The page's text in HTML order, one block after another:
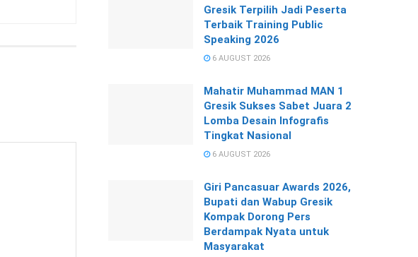
Gresik Terpilih Jadi Peserta
Terbaik Training Public
Speaking 2026
6 AUGUST 2026
Mahatir Muhammad MAN 1
Gresik Sukses Sabet Juara 2
Lomba Desain Infografis
Tingkat Nasional
6 AUGUST 2026
Giri Pancasuar Awards 2026,
Bupati dan Wabup Gresik
Kompak Dorong Pers
Berdampak Nyata untuk
Masyarakat